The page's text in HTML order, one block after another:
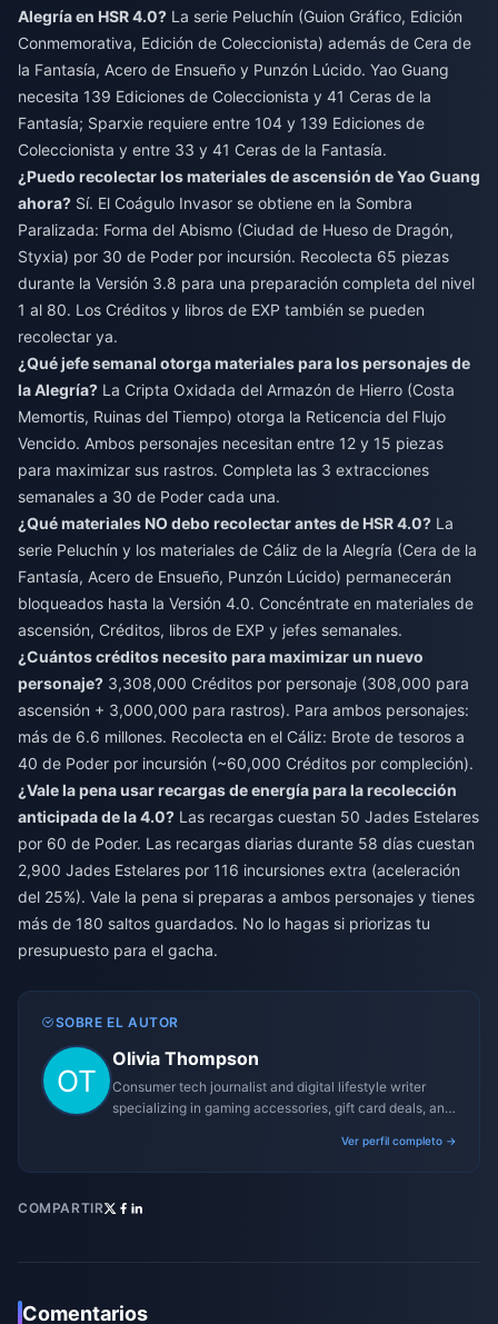
Alegría en HSR 4.0? La serie Peluchín (Guion Gráfico, Edición
Conmemorativa, Edición de Coleccionista) además de Cera de
la Fantasía, Acero de Ensueño y Punzón Lúcido. Yao Guang
necesita 139 Ediciones de Coleccionista y 41 Ceras de la
Fantasía; Sparxie requiere entre 104 y 139 Ediciones de
Coleccionista y entre 33 y 41 Ceras de la Fantasía.
¿Puedo recolectar los materiales de ascensión de Yao Guang
ahora? Sí. El Coágulo Invasor se obtiene en la Sombra
Paralizada: Forma del Abismo (Ciudad de Hueso de Dragón,
Styxia) por 30 de Poder por incursión. Recolecta 65 piezas
durante la Versión 3.8 para una preparación completa del nivel
1 al 80. Los Créditos y libros de EXP también se pueden
recolectar ya.
¿Qué jefe semanal otorga materiales para los personajes de
la Alegría? La Cripta Oxidada del Armazón de Hierro (Costa
Memortis, Ruinas del Tiempo) otorga la Reticencia del Flujo
Vencido. Ambos personajes necesitan entre 12 y 15 piezas
para maximizar sus rastros. Completa las 3 extracciones
semanales a 30 de Poder cada una.
¿Qué materiales NO debo recolectar antes de HSR 4.0? La
serie Peluchín y los materiales de Cáliz de la Alegría (Cera de la
Fantasía, Acero de Ensueño, Punzón Lúcido) permanecerán
bloqueados hasta la Versión 4.0. Concéntrate en materiales de
ascensión, Créditos, libros de EXP y jefes semanales.
¿Cuántos créditos necesito para maximizar un nuevo
personaje? 3,308,000 Créditos por personaje (308,000 para
ascensión + 3,000,000 para rastros). Para ambos personajes:
más de 6.6 millones. Recolecta en el Cáliz: Brote de tesoros a
40 de Poder por incursión (~60,000 Créditos por compleción).
¿Vale la pena usar recargas de energía para la recolección
anticipada de la 4.0? Las recargas cuestan 50 Jades Estelares
por 60 de Poder. Las recargas diarias durante 58 días cuestan
2,900 Jades Estelares por 116 incursiones extra (aceleración
del 25%). Vale la pena si preparas a ambos personajes y tienes
más de 180 saltos guardados. No lo hagas si priorizas tu
presupuesto para el gacha.
SOBRE EL AUTOR
Olivia Thompson
Consumer tech journalist and digital lifestyle writer
specializing in gaming accessories, gift card deals, and
Ver perfil completo →
COMPARTIR
Comentarios